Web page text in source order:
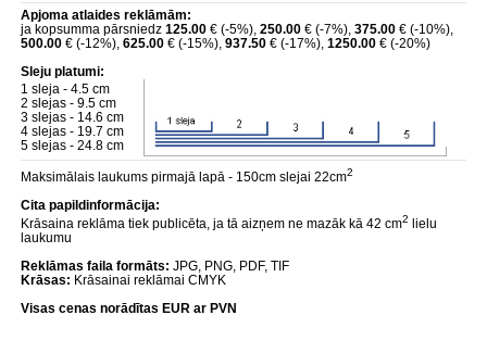
Apjoma atlaides reklāmām:
ja kopsumma pārsniedz 125.00€ (-5%), 250.00€ (-7%), 375.00€ (-10%),
500.00€ (-12%), 625.00€ (-15%), 937.50€ (-17%), 1250.00€ (-20%)
Sleju platumi:
1 sleja - 4.5 cm
2 slejas - 9.5 cm
3 slejas - 14.6 cm
4 slejas - 19.7 cm
5 slejas - 24.8 cm
Maksimālais laukums pirmajā lapā - 150cm slejai 22cm2
Cita papildinformācija:
Krāsaina reklāma tiek publicēta, ja tā aizņem ne mazāk kā 42 cm2
lielu
laukumu
Reklāmas faila formāts: JPG, PNG, PDF, TIF
Krāsas: Krāsainai reklāmai CMYK
Visas cenas norādītas EUR ar PVN